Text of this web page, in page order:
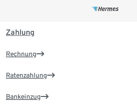
Zahlung
Rechnung
Ratenzahlung
Bankeinzug